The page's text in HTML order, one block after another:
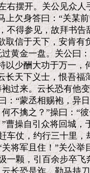
右摆开。关公见众
上欠身答曰：“关某
不得参见，故拜书
取信于天下，安肯有
黄金一盘。关公曰
以少酬大功于万一，
长天下义士，恨吾福
过来。云长恐有他
：“蒙丞相赐袍，异
不擒之？”操曰：“
曹操自引众将回城，
仗，约行三十里，
将军且住！”关公
一颗，引百余步卒飞
长恐是诈，勒马持